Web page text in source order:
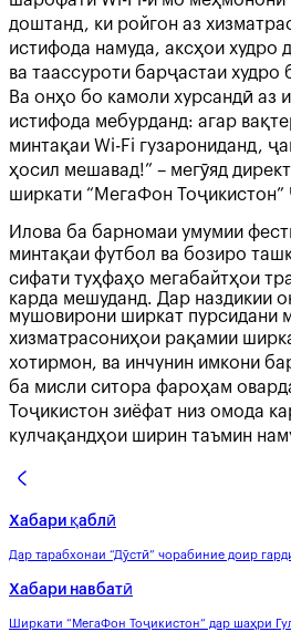
доштанд, ки ройгон аз
истифода намуда, аксҳои худро
ва таассуроти барҷастаи худро
Ва онҳо бо камоли хурсандӣ аз
истифода мебурданд: агар
минтақаи Wi-Fi гузарониданд,
ҳосил мешавад!” – мегӯяд
ширкати “МегаФон
Илова ба барномаи умумии
минтақаи футбол ва бозиро
сифати туҳфаҳо мегабайтҳои
карда мешуданд. Дар наздикии
мушовирони ширкат пурсидани
хизматрасониҳои рақамии
хотирмон, ва инчунин имкони
ба мисли ситора фароҳам
Тоҷикистон зиёфат низ омода
кулчақандҳои ширин таъмин
Хабари қаблӣ
Дар тарабхонаи “Дӯстӣ” чорабиние доир
Хабари навбатӣ
Ширкати “МегаФон Тоҷикистон” дар шаҳри